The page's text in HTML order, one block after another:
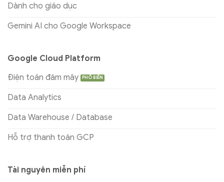
Dành cho giáo dục
Gemini AI cho Google Workspace
Google Cloud Platform
Điện toán đám mây
Data Analytics
Data Warehouse / Database
Hỗ trợ thanh toán GCP
Tài nguyên miễn phí